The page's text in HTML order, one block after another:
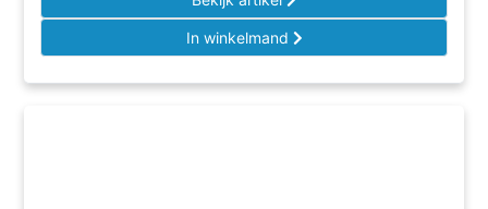
In winkelmand